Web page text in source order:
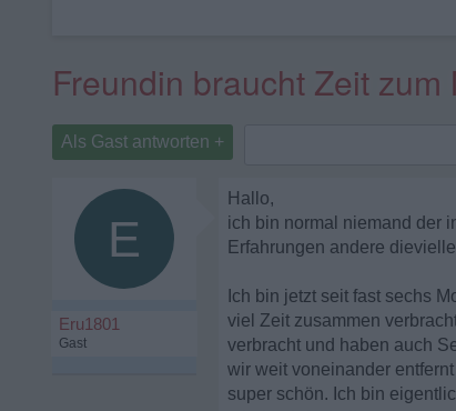
Freundin braucht Zeit zum
Als Gast antworten +
E
Eru1801
Gast
Hallo,
ich bin normal niemand der
Erfahrungen andere
Ich bin jetzt seit fast sechs
viel Zeit zusammen
verbracht und haben auch
wir weit voneinander
super schön. Ich bin